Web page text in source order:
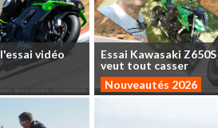
l'essai vidéo
Essai Kawasaki Z650S
veut tout casser
Nouveautés 2026